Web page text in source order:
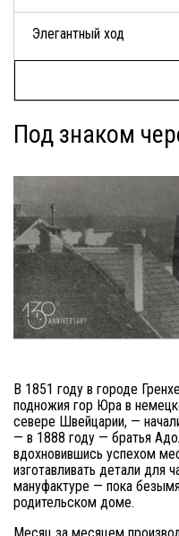
Элегантный ход
Под знаком
В 1851 году в городе
подножия гор Юра в
севере Швейцарии, —
— в 1888 году — братья
вдохновившись успехом
изготавливать детали для
мануфактуре — пока
родительском доме.